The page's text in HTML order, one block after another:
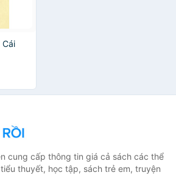
Cái
cung cấp thông tin giá cả sách các thể
thuyết, học tập, sách trẻ em, truyện